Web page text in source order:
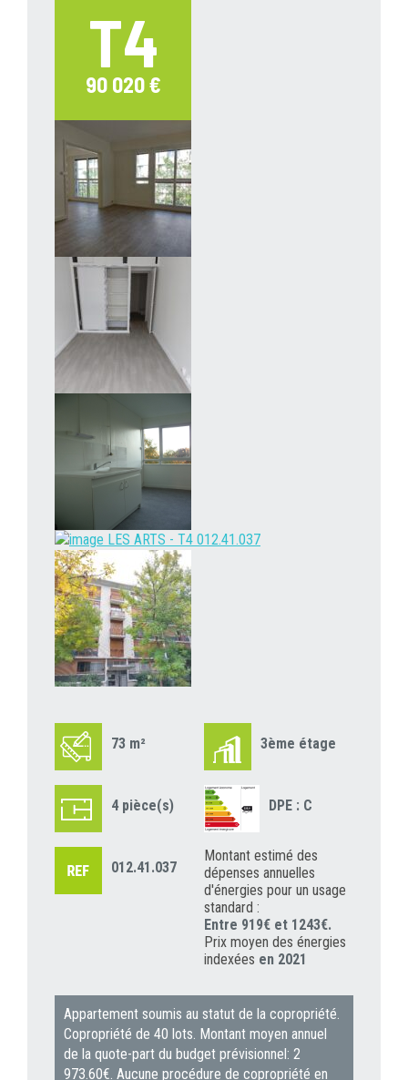
T4
90 020 €
73 m² 3ème étage
4 pièce(s) DPE : C
012.41.037
Montant estimé des
dépenses annuelles
d'énergies pour un usage
standard :
Entre 919€ et 1243€.
Prix moyen des énergies
indexées en 2021
Appartement soumis au statut de la copropriété.
Copropriété de 40 lots. Montant moyen annuel
de la quote-part du budget prévisionnel: 2
973.60€. Aucune procédure de copropriété en